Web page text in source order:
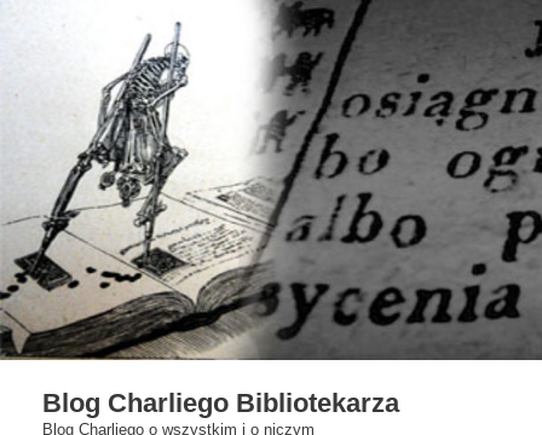
Blog Charliego Bibliotekarza
Blog Charliego o wszystkim i o niczym